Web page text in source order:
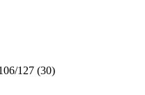
127 (30)